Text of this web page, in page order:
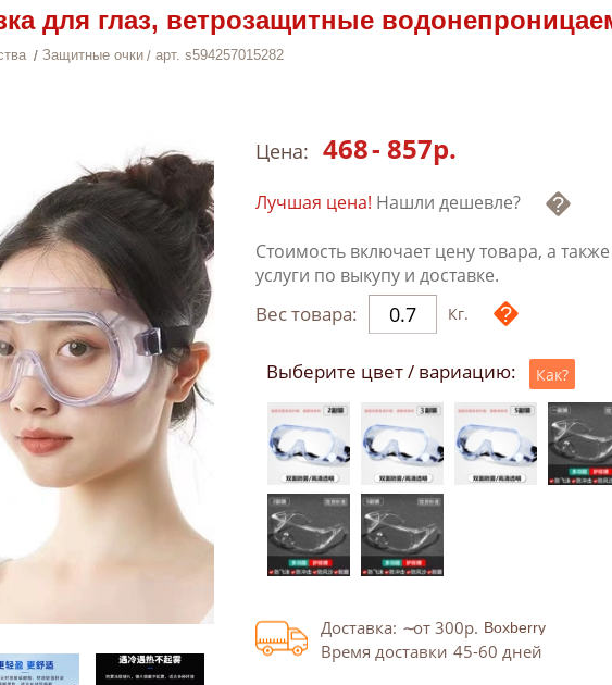
для глаз, ветрозащитные
Защитные очки арт. s594257015282
Цена: 468- 857р.
Лучшая цена! Нашли дешевле?
Стоимость включает цену товара, а
услуги по выкупу и доставке.
Вес товара: Кг.
Выберите цвет / вариацию: Как?
Доставка: от 300р.
Время доставки 45-60 дней